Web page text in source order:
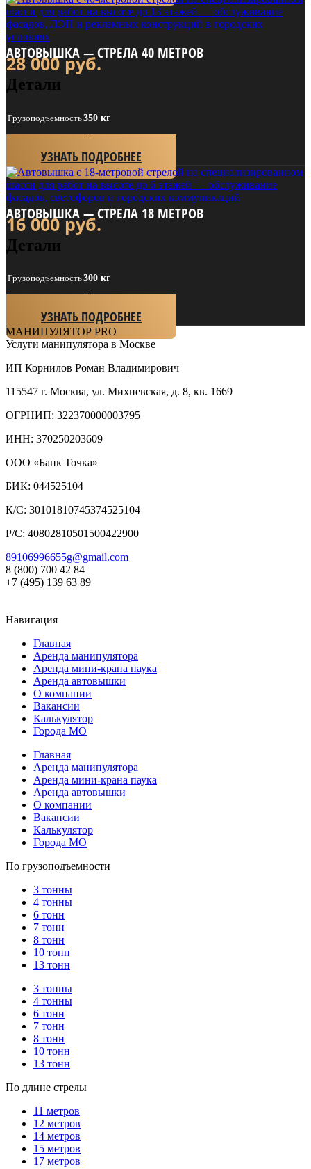
АВТОВЫШКА — СТРЕЛА 40 МЕТРОВ
28 000руб.
Детали
Грузоподъем­ность350 кг
Длина стрелы
40 м
УЗНАТЬ ПОДРОБНЕЕ
АВТОВЫШКА — СТРЕЛА 18 МЕТРОВ
16 000руб.
Детали
Грузоподъем­ность300 кг
Длина стрелы
18
УЗНАТЬ ПОДРОБНЕЕ
МАНИПУЛЯТОР PRO
Услуги манипулятора в Москве
ИП Корнилов Роман Владимирович
115547 г. Москва, ул. Михневская, д. 8, кв. 1669
ОГРНИП: 322370000003795
ИНН: 370250203609
ООО «Банк Точка»
БИК: 044525104
К/С: 30101810745374525104
Р/С: 40802810501500422900
89106996655g@gmail.com
8 (800) 700 42 84
+7 (495) 139 63 89
Навигация
Главная
Аренда манипулятора
Аренда мини-крана паука
Аренда автовышки
О компании
Вакансии
Калькулятор
Города МО
Главная
Аренда манипулятора
Аренда мини-крана паука
Аренда автовышки
О компании
Вакансии
Калькулятор
Города МО
По грузоподъемности
3 тонны
4 тонны
6 тонн
7 тонн
8 тонн
10 тонн
13 тонн
3 тонны
4 тонны
6 тонн
7 тонн
8 тонн
10 тонн
13 тонн
По длине стрелы
11 метров
12 метров
14 метров
15 метров
17 метров